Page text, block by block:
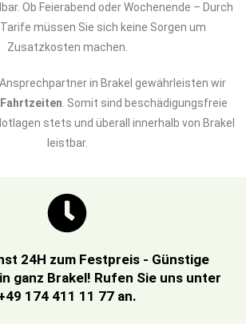
Ob Feierabend oder Wochenende – Durch
müssen Sie sich keine Sorgen um
Zusatzkosten machen.
in Brakel gewährleisten wir
. Somit sind beschädigungsfreie
stets und überall innerhalb von Brakel
leistbar.
24H zum Festpreis - Günstige
ganz Brakel! Rufen Sie uns unter
174 411 11 77 an.